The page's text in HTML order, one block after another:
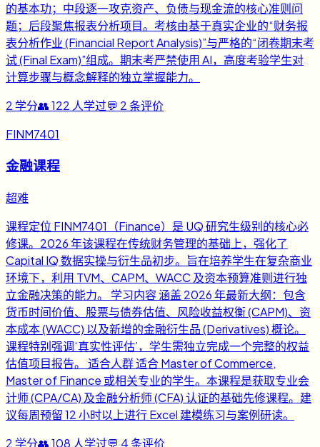
的基本功；中段逐一攻克资产、负债与现金流的核心准则问
题；后段聚焦报表分析项目。考核由基于真实企业的“财务报
表分析作业 (Financial Report Analysis)”与严格的“闭卷期末考
试 (Final Exam)”组成。期末考严禁使用 AI，高度考验学生对
计算步骤与概念解释的独立掌握能力。
2 学分👥122 人学过💬 2条评价
FINM7401
金融课程
超难
课程定位 FINM7401（Finance）是 UQ 研究生级别的核心必
修课。2026 年该课程在传统财务管理的基础上，强化了
Capital IQ 数据实操与衍生品初步。旨在培养学生在复杂商业
环境下，利用 TVM、CAPM、WACC 及资本预算准则进行独
立金融决策的能力。 学习内容 涵盖 2026 年最新大纲：包含
货币时间价值、股票与债券估值、风险收益权衡 (CAPM)、资
本成本 (WACC) 以及新增的金融衍生品 (Derivatives) 概论。
课程特别强调‘真实性评估’，学生需独立完成一个完整的权益
估值项目报告。 适合人群 适合 Master of Commerce,
Master of Finance 或相关专业的学生。本课程是获取专业会
计师 (CPA/CA) 及金融分析师 (CFA) 认证的基础先修课程。建
议每周预留 12 小时以上进行 Excel 建模练习与案例研读。
2 学分👥108 人学过💬 4条评价